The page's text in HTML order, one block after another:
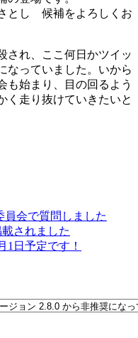
し 候補をよろしくお
され、ここ何日かツイッ
なっていました。いから
も始まり、目の回るよう
走り抜けていきたいと
会で質問しました
されました
1日予定です！